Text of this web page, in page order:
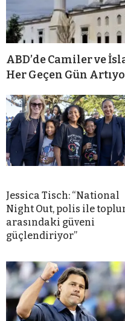
ABD’de Camiler ve
Her Geçen Gün
Jessica Tisch: “National
Night Out, polis ile
arasındaki güveni
güçlendiriyor”